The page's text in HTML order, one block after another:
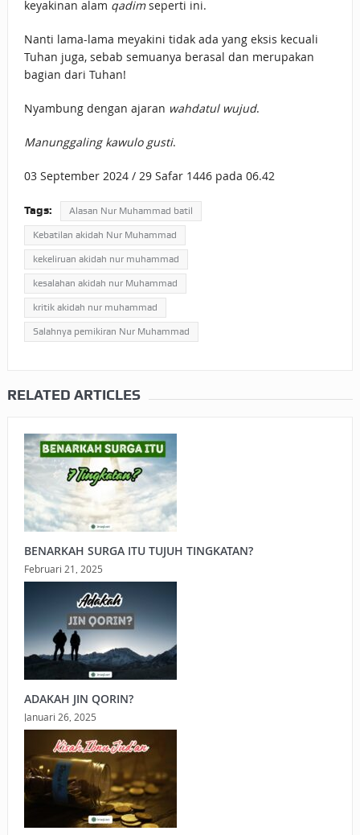
keyakinan alam qadimseperti ini.
Nanti lama-lama meyakini tidak ada yang eksis kecuali
Tuhan juga, sebab semuanya berasal dan merupakan
bagian dari Tuhan!
Nyambung dengan ajaran wahdatul wujud.
Manunggaling kawulo gusti.
03 September 2024 / 29 Safar 1446 pada 06.42
Tags: Alasan Nur Muhammad batil
Kebatilan akidah Nur Muhammad
kekeliruan akidah nur muhammad
kesalahan akidah nur Muhammad
kritik akidah nur muhammad
Salahnya pemikiran Nur Muhammad
RELATED ARTICLES
BENARKAH SURGA ITU TUJUH TINGKATAN?
Februari 21, 2025
ADAKAH JIN QORIN?
Januari 26, 2025